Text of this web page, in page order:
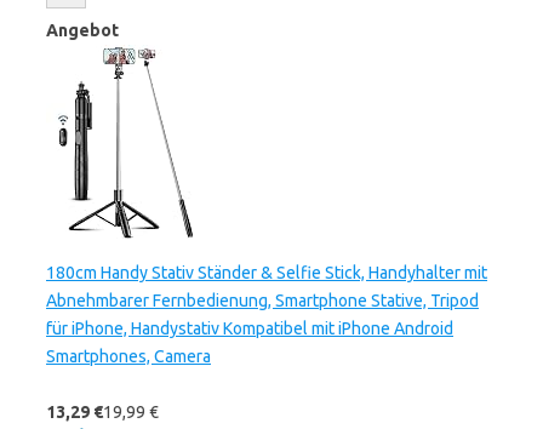
Angebot
180cm Handy Stativ Ständer & Selfie Stick, Handyhalter mit
Abnehmbarer Fernbedienung, Smartphone Stative, Tripod
für iPhone, Handystativ Kompatibel mit iPhone Android
Smartphones, Camera
13,29 €19,99 €